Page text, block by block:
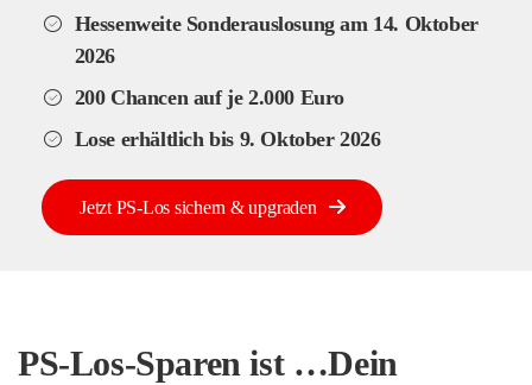
Hessenweite Sonderauslosung am 14. Oktober
2026
200 Chancen auf je 2.000 Euro
Lose erhältlich bis 9. Oktober 2026
Jetzt PS-Los sichern & upgraden
PS-Los-Sparen ist …Dein